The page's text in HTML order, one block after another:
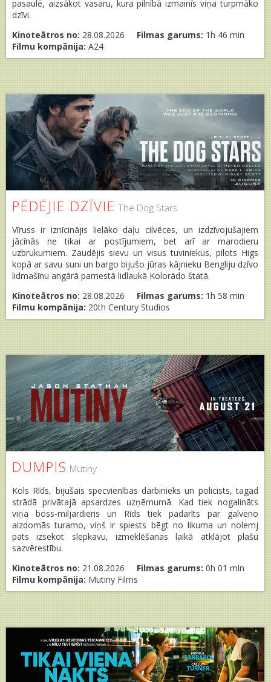
pasaulē, aizsākot vasaru, kura pilnībā izmainīs viņa turpmāko
dzīvi.
Kinoteātros no: 28.08.2026 Filmas garums: 1h 46 min
Filmu kompānija: A24
PĒDĒJIE DZĪVIE The Dog Stars
Vīruss ir iznīcinājis lielāko daļu cilvēces, un izdzīvojušajiem
jācīnās ne tikai ar postījumiem, bet arī ar marodieru
uzbrukumiem. Zaudējis sievu un visus tuviniekus, pilots Higs
kopā ar savu suni un bargo bijušo jūras kājnieku Bengliju dzīvo
lidmašīnu angārā pamestā lidlaukā Kolorādo štatā.
Kinoteātros no: 28.08.2026 Filmas garums: 1h 58 min
Filmu kompānija: 20th Century Studios
DUMPIS Mutiny
Kols Rīds, bijušais specvienības darbinieks un policists, tagad
strādā privātajā apsardzes uzņēmumā. Kad tiek nogalināts
viņa boss-miljardieris un Rīds tiek padarīts par galveno
aizdomās turamo, viņš ir spiests bēgt no likuma un nolemj
pats izsekot slepkavu, izmeklēšanas laikā atklājot plašu
sazvērestību.
Kinoteātros no: 21.08.2026 Filmas garums: 0h 01 min
Filmu kompānija: Mutiny Films